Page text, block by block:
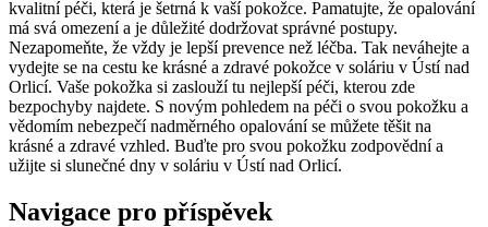
kvalitní péči, která je šetrná k vaší pokožce. Pamatujte, že opalování
má svá omezení a je důležité dodržovat správné postupy.
Nezapomeňte, že vždy je lepší prevence než léčba. Tak neváhejte a
vydejte se na cestu ke krásné a zdravé pokožce v soláriu v Ústí nad
Orlicí. Vaše pokožka si zaslouží tu nejlepší péči, kterou zde
bezpochyby najdete. S novým pohledem na péči o svou pokožku a
vědomím nebezpečí nadměrného opalování se můžete těšit na
krásné a zdravé vzhled. Buďte pro svou pokožku zodpovědní a
užijte si slunečné dny v soláriu v Ústí nad Orlicí.
Navigace pro příspěvek